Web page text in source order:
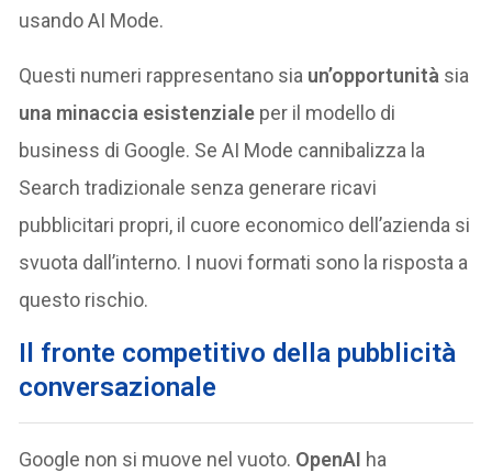
usando AI Mode.
Questi numeri rappresentano sia un’opportunità sia
una minaccia esistenziale per il modello di
business di Google. Se AI Mode cannibalizza la
Search tradizionale senza generare ricavi
pubblicitari propri, il cuore economico dell’azienda si
svuota dall’interno. I nuovi formati sono la risposta a
questo rischio.
Il fronte competitivo della pubblicità
conversazionale
Google non si muove nel vuoto. OpenAI ha